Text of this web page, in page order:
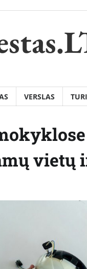
VERSLAS
vietų